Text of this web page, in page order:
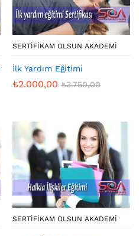
SERTIFIKAM OLSUN AKADEMI
İlk Yardım Eğitimi
₺2.000,00 ₺3.750,00
SERTIFIKAM OLSUN AKADEMI